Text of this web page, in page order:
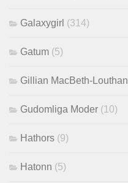
Galaxygirl (314)
Gatum (5)
Gillian MacBeth-Louthan
Gudomliga Moder (10)
Hathors (9)
Hatonn (5)